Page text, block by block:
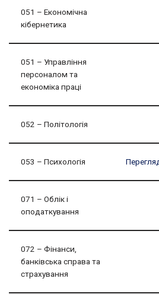
051 – Економічна
кібернетика
051 – Управління
персоналом та
економіка праці
052 – Політологія
053 – Психологія
071 – Облік і
оподаткування
072 – Фінанси,
банківська справа та
страхування